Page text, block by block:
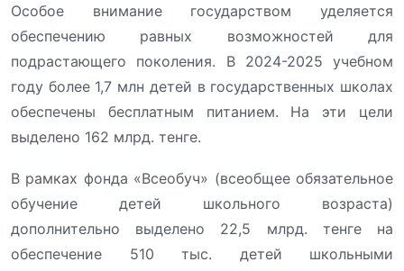
Особое внимание государством уделяется
обеспечению равных возможностей для
подрастающего поколения. В 2024-2025 учебном
году более 1,7 млн детей в государственных школах
обеспечены бесплатным питанием. На эти цели
выделено 162 млрд. тенге.
В рамках фонда «Всеобуч» (всеобщее обязательное
обучение детей школьного возраста)
дополнительно выделено 22,5 млрд. тенге на
обеспечение 510 тыс. детей школьными